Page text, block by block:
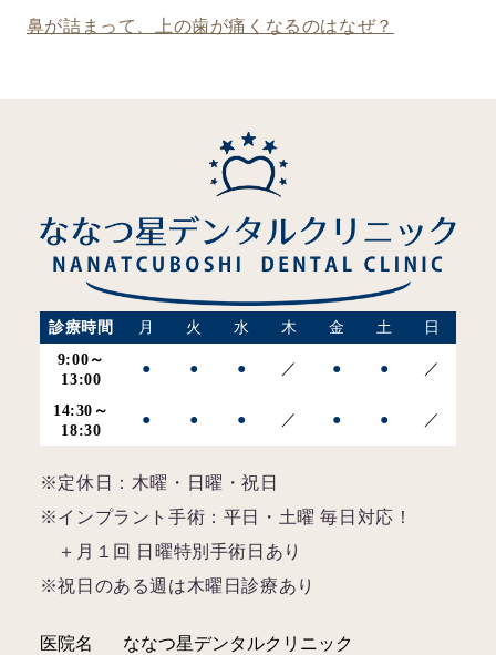
鼻が詰まって、上の歯が痛くなるのはなぜ？
診療時間 月 火 水 木 金 土
日
9:00～
13:00
● ● ● ／ ● ● ／
14:30～
18:30
● ● ● ／ ● ● ／
※定休日：木曜・日曜・祝日
※インプラント手術：平日・土曜 毎日対応！
＋月１回 日曜特別手術日あり
※祝日のある週は木曜日診療あり
医院名
ななつ星デンタルクリニック